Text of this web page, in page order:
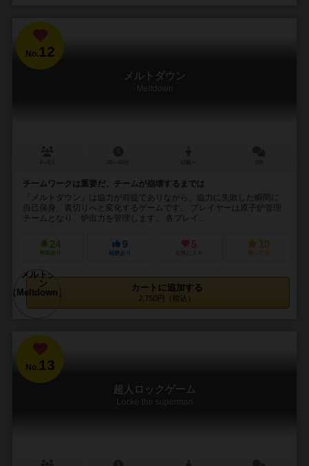
No.12
メルトダウン
Meltdown
チームワークは重要だ、チームが崩壊するまでは
『メルトダウン』は協力が前提でありながら、協力に失敗した瞬間に
自己保身、裏切りへと変化するゲームです。 プレイヤーは原子炉管理
チームとなり、炉出力を管理します。 各プレイ...
24
興味あり
9
経験あり
5
お気に入り
10
持ってる
カートに追加する
2,750円（税込）
No.13
超人ロックゲーム
Locke the superman